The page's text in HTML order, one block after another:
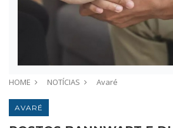
HOME NOTÍCIAS Avaré
AVARÉ